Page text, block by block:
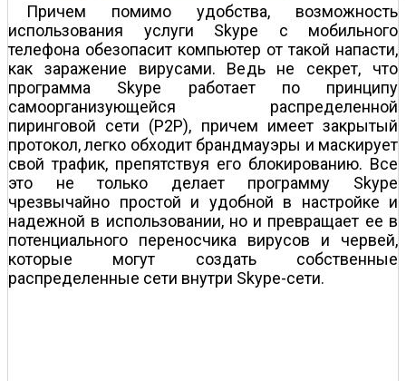
Причем помимо удобства, возможность
использования услуги Skype с мобильного
телефона обезопасит компьютер от такой напасти,
как заражение вирусами. Ведь не секрет, что
программа Skype работает по принципу
самоорганизующейся распределенной
пиринговой сети (P2P), причем имеет закрытый
протокол, легко обходит брандмауэры и маскирует
свой трафик, препятствуя его блокированию. Все
это не только делает программу Skype
чрезвычайно простой и удобной в настройке и
надежной в использовании, но и превращает ее в
потенциального переносчика вирусов и червей,
которые могут создать собственные
распределенные сети внутри Skype-сети.